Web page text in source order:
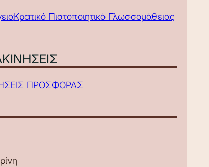
Κρατικό Πιστοποιητικό Γλωσσομάθειας
ΠΡΟΣΦΟΡΑΣ